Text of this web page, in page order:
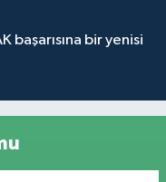
başarısına bir yenisi